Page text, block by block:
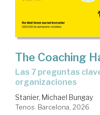
The Coaching
Las 7 preguntas clave para liderar equipos y
organizaciones
Stanier, Michael Bungay
Tenos. Barcelona, 2026